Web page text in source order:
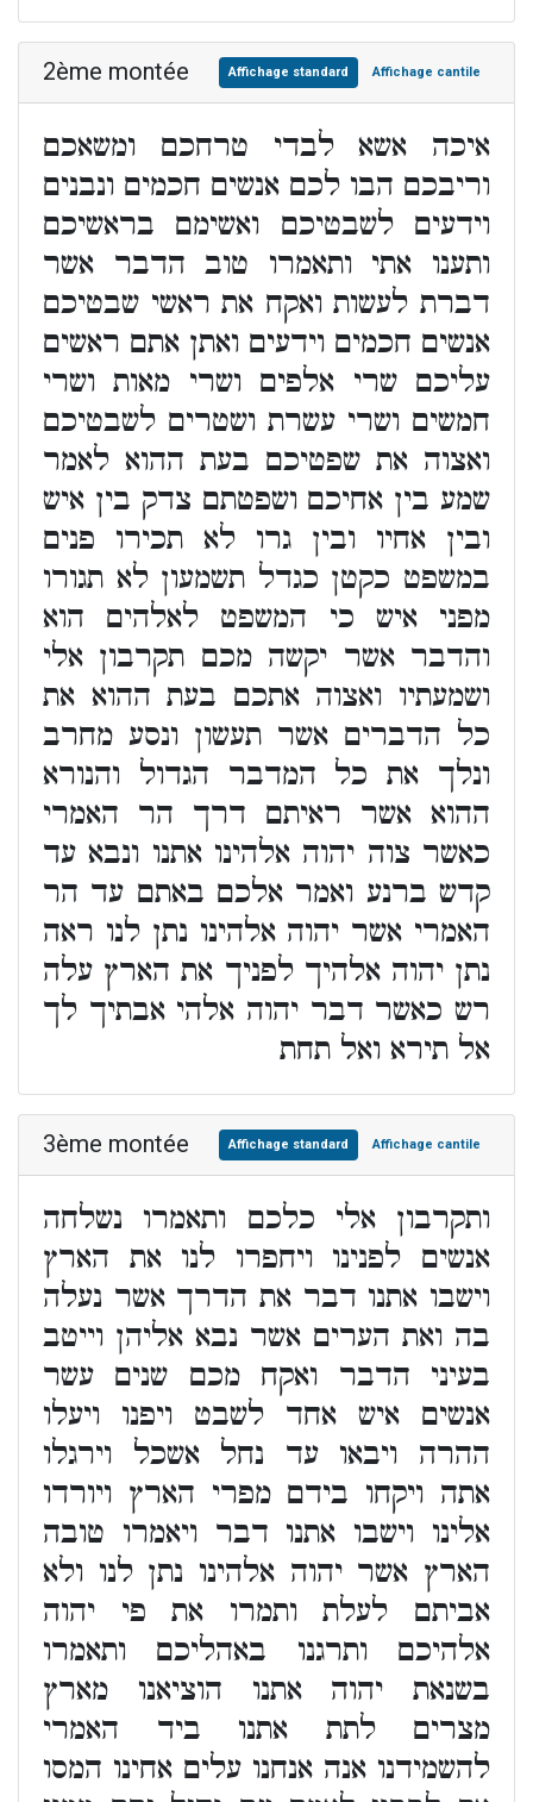
2ème montée Affichage standard Affichage cantile
איכה אשא לבדי טרחכם ומשאכם
וריבכם הבו לכם אנשים חכמים ונבנים
וידעים לשבטיכם ואשימם בראשיכם
ותענו אתי ותאמרו טוב הדבר אשר
דברת לעשות ואקח את ראשי שבטיכם
אנשים חכמים וידעים ואתן אתם ראשים
עליכם שרי אלפים ושרי מאות ושרי
חמשים ושרי עשרת ושטרים לשבטיכם
ואצוה את שפטיכם בעת ההוא לאמר
שמע בין אחיכם ושפטתם צדק בין איש
ובין אחיו ובין גרו לא תכירו פנים
במשפט כקטן כגדל תשמעון לא תגורו
מפני איש כי המשפט לאלהים הוא
והדבר אשר יקשה מכם תקרבון אלי
ושמעתיו ואצוה אתכם בעת ההוא את
כל הדברים אשר תעשון ונסע מחרב
ונלך את כל המדבר הגדול והנורא
ההוא אשר ראיתם דרך הר האמרי
כאשר צוה יהוה אלהינו אתנו ונבא עד
קדש ברנע ואמר אלכם באתם עד הר
האמרי אשר יהוה אלהינו נתן לנו ראה
נתן יהוה אלהיך לפניך את הארץ עלה
רש כאשר דבר יהוה אלהי אבתיך לך
אל תירא ואל תחת
3ème montée Affichage standard Affichage cantile
ותקרבון אלי כלכם ותאמרו נשלחה
אנשים לפנינו ויחפרו לנו את הארץ
וישבו אתנו דבר את הדרך אשר נעלה
בה ואת הערים אשר נבא אליהן וייטב
בעיני הדבר ואקח מכם שנים עשר
אנשים איש אחד לשבט ויפנו ויעלו
ההרה ויבאו עד נחל אשכל וירגלו
אתה ויקחו בידם מפרי הארץ ויורדו
אלינו וישבו אתנו דבר ויאמרו טובה
הארץ אשר יהוה אלהינו נתן לנו ולא
אביתם לעלת ותמרו את פי יהוה
אלהיכם ותרגנו באהליכם ותאמרו
בשנאת יהוה אתנו הוציאנו מארץ
מצרים לתת אתנו ביד האמרי
להשמידנו אנה אנחנו עלים אחינו המסו